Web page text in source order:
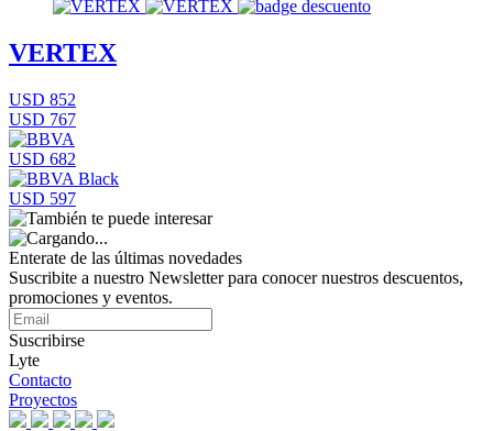
VERTEX
USD 852
USD 767
USD 682
USD 597
Enterate de las últimas novedades
Suscribite a nuestro Newsletter para conocer nuestros descuentos,
promociones y eventos.
Suscribirse
Lyte
Contacto
Proyectos